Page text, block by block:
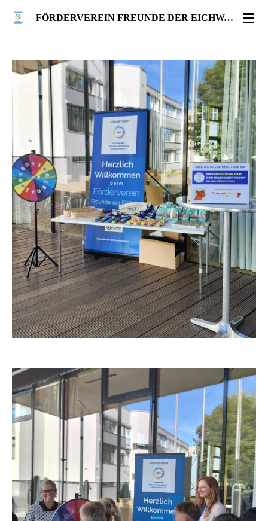
Zum
FÖRDERVEREIN FREUNDE DER EICHWALD-REALSCHULE SACHSENHEIM E.V.